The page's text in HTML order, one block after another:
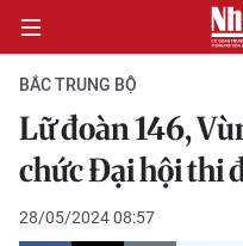
CHÍNH TRỊ
KINH TẾ
BẮC TRUNG BỘ
Lữ đoàn 146,
chức Đại hội thi
28/05/2024 08:57